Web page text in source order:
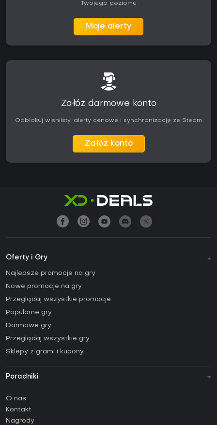
Twojego poziomu
Moje alerty
Załóż darmowe konto
Odblokuj wishlisty, alerty cenowe i synchronizację ze Steam
Załóż konto
Oferty i Gry
Najlepsze promocje na gry
Nowe promocje na gry
Przeglądaj wszystkie promocje
Popularne gry
Darmowe gry
Przeglądaj wszystkie gry
Sklepy z grami i kupony
Poradniki
Poradniki
Jak aktywować klucz Steam (CD Key)?
O nas
Kontakt
Nagrody